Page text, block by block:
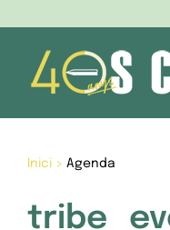
content
Inici> Agenda